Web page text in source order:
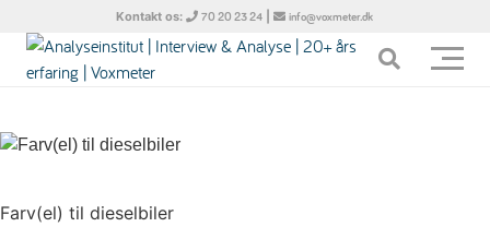
Kontakt os: 70 20 23 24 | info@voxmeter.dk
Farv(el) til dieselbiler